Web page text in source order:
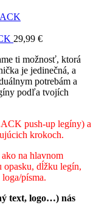
29,99 €
ti možnosť, ktorá
je jedinečná, a
potrebám a
podľa tvojích
push-up legíny) a
krokoch.
na hlavnom
opasku, dĺžku legín,
písma.
text, logo…) nás